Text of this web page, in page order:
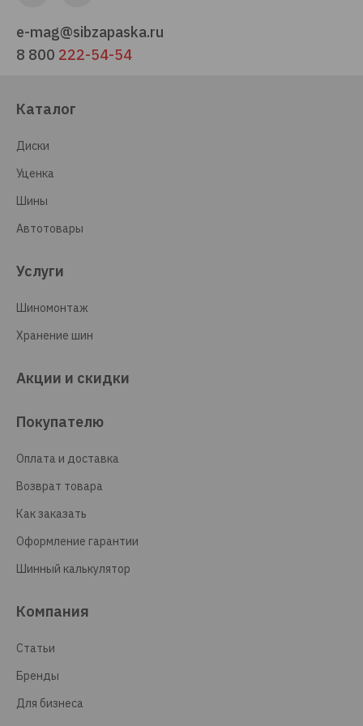
e-mag@sibzapaska.ru
8 800 222-54-54
Каталог
Диски
Уценка
Шины
Автотовары
Услуги
Шиномонтаж
Хранение шин
Акции и скидки
Покупателю
Оплата и доставка
Возврат товара
Как заказать
Оформление гарантии
Шинный калькулятор
Компания
Статьи
Бренды
Для бизнеса